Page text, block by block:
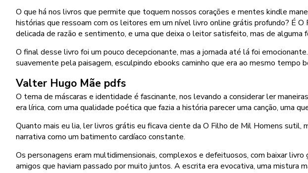
O que há nos livros que permite que toquem nossos corações e mentes kindle
histórias que ressoam com os leitores em um nível livro online grátis profundo? É
delicada de razão e sentimento, e uma que deixa o leitor satisfeito, mas de alguma
O final desse livro foi um pouco decepcionante, mas a jornada até lá foi
suavemente pela paisagem, esculpindo ebooks caminho que era ao mesmo tempo
Valter Hugo Mãe pdfs
O tema de máscaras e identidade é fascinante, nos levando a considerar ler
era lírica, com uma qualidade poética que fazia a história parecer uma canção,
Quanto mais eu lia, ler livros grátis eu ficava ciente da O Filho de Mil Homens
narrativa como um batimento cardíaco constante.
Os personagens eram multidimensionais, complexos e defeituosos, com baixar
amigos que haviam passado por muito juntos. A escrita era evocativa, uma mistura